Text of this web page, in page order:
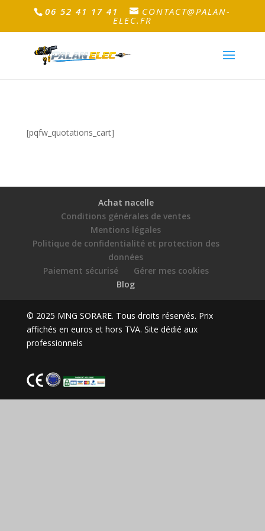
06 52 41 17 41 CONTACT@PALAN-
ELEC.FR
[pqfw_quotations_cart]
Achat nacelle
Conditions générales de ventes
Mentions légales
Politique de confidentialité et protection des
données
Paiement sécurisé
Gérer mes cookies
Blog
© 2025 MNG SORARE. Tous droits réservés. Prix
affichés en euros et hors TVA. Site dédié aux
professionnels